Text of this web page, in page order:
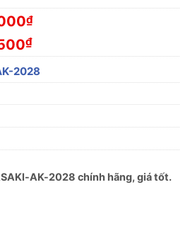
₫
₫
2028
AK-2028 chính hãng, giá tốt.
AK-2028 số lượng